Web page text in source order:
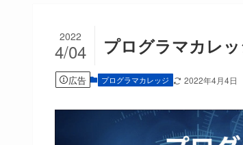
プログラマカレ
2022
4/04
広告 プログラマカレッジ 2022年4月4日